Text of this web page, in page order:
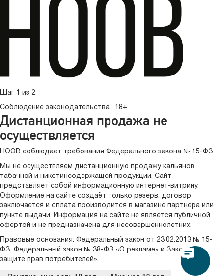
Шаг 1 из 2
Соблюдение законодательства · 18+
Дистанционная продажа не
осуществляется
HOOB соблюдает требования Федерального закона № 15-ФЗ.
Мы не осуществляем дистанционную продажу кальянов,
табачной и никотинсодержащей продукции. Сайт
представляет собой информационную интернет-витрину.
Оформление на сайте создаёт только резерв: договор
заключается и оплата производится в магазине партнёра или
пункте выдачи. Информация на сайте не является публичной
офертой и не предназначена для несовершеннолетних.
Правовые основания: Федеральный закон от 23.02.2013 № 15-
ФЗ, Федеральный закон № 38-ФЗ «О рекламе» и Закон «О
защите прав потребителей».